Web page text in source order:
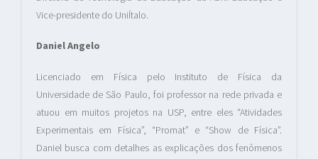
Vice-presidente do UniÍtalo.
Daniel Angelo
Licenciado em Física pelo Instituto de Física da
Universidade de São Paulo, foi professor na rede privada e
atuou em muitos projetos na USP, entre eles “Atividades
Experimentais em Física”, “Promat” e “Show de Física”.
Daniel busca com detalhes as explicações dos fenômenos